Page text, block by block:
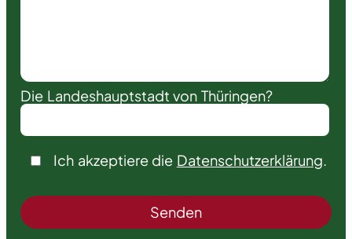
Die Landeshauptstadt von Thüringen?
Ich akzeptiere die Datenschutzerklärung.